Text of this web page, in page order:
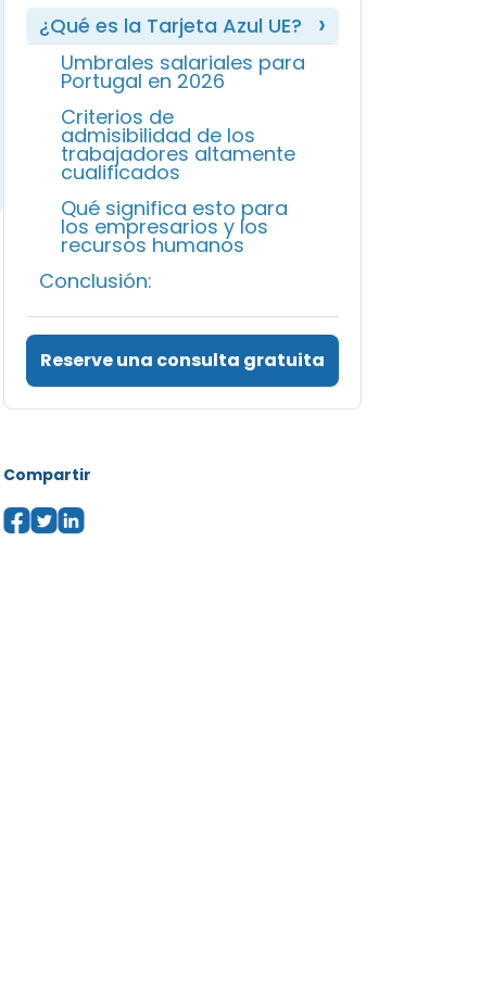
¿Qué es la Tarjeta Azul UE?
Umbrales salariales para
Portugal en 2026
Criterios de
admisibilidad de los
trabajadores altamente
cualificados
Qué significa esto para
los empresarios y los
recursos humanos
Conclusión:
Reserve una consulta gratuita
Compartir